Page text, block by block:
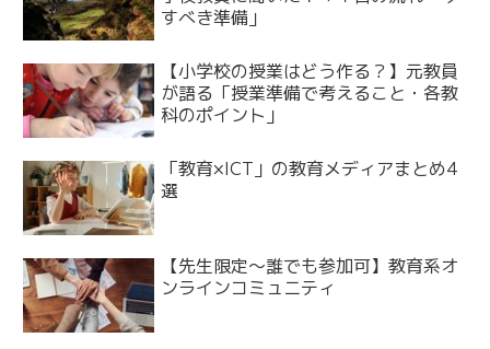
すべき準備」
【小学校の授業はどう作る？】元教員
が語る「授業準備で考えること・各教
科のポイント」
「教育×ICT」の教育メディアまとめ4
選
【先生限定～誰でも参加可】教育系オ
ンラインコミュニティ